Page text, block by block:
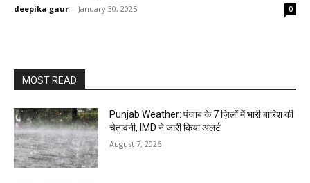
deepika gaur - January 30, 2025 0
MOST READ
Punjab Weather: पंजाब के 7 ज़िलों में भारी बारिश की
चेतावनी, IMD ने जारी किया अलर्ट
August 7, 2026